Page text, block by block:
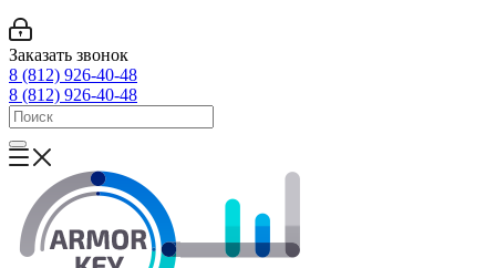
Заказать звонок
8 (812) 926-40-48
8 (812) 926-40-48